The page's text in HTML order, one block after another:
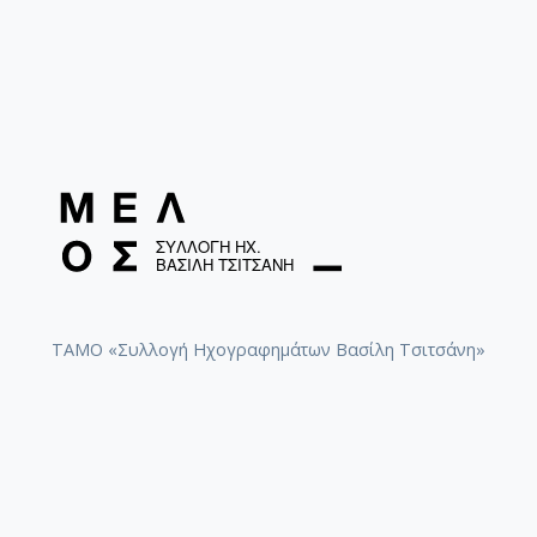
1791)
Divertimento σε ρε μείζονα KV 136: Allegro, Andante,
Presto 8΄
Α/Α ΟΝΟΜΑΤΕΠΩΝΥΜΟ ΟΡΓΑΝΟ ΕΡΓΟ ΔΙΑΡΚΕΙΑ
ΤΑΜΟ «Συλλογή Ηχογραφημάτων Βασίλη Τσιτσάνη»